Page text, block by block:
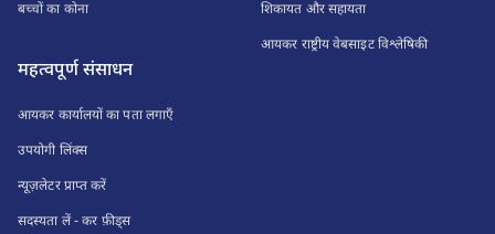
बच्चों का कोना
शिकायत और सहायता
आयकर राष्ट्रीय वेबसाइट विश्लेषिकी
महत्वपूर्ण संसाधन
आयकर कार्यालयों का पता लगाएँ
उपयोगी लिंक्स
न्यूज़लेटर प्राप्त करें
सदस्यता लें - कर फ़ीड्स